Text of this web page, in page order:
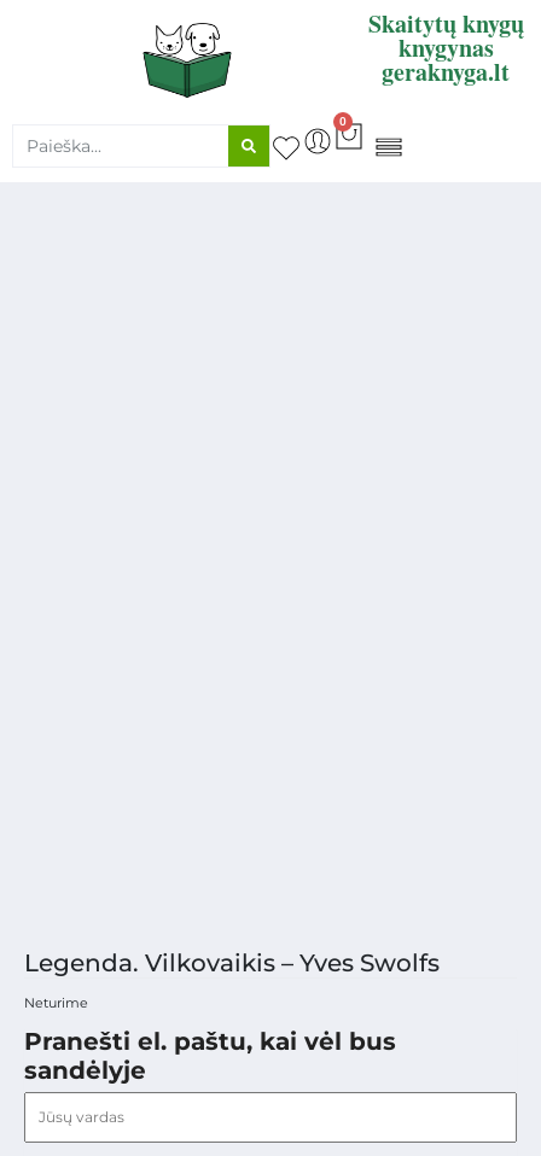
Skaitytų knygų
knygynas
geraknyga.lt
0
Legenda. Vilkovaikis – Yves Swolfs
Neturime
Pranešti el. paštu, kai vėl bus
sandėlyje